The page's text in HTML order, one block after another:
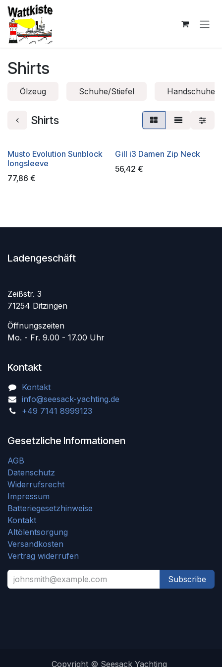
Zum Inhalt springen
Shirts
Ölzeug Schuhe/Stiefel Handschuhe
Shirts
Musto Evolution Sunblock
longsleeve
77,86 €
Gill i3 Damen Zip Neck
56,42 €
Ladengeschäft
Zeißstr. 3
71254 Ditzingen
Öffnungszeiten
Mo. - Fr. 9.00 - 17.00 Uhr
Kontakt
Kontakt
info@seesack-yachting.de
+49 7141 8999123
Gesetzliche Informationen
AGB
Datenschutz
Widerrufsrecht
Impressum
Batteriegesetzhinweise
Kontakt
Altölentsorgung
Versandkosten
Vertrag widerrufen
Subscribe
Copyright © Seesack Yachting